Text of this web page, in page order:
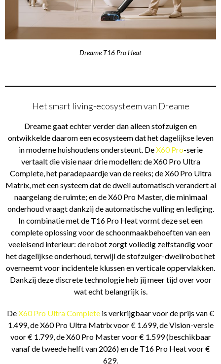
Dreame T16 Pro Heat
Het smart living-ecosysteem van Dreame
Dreame gaat echter verder dan alleen stofzuigen en
ontwikkelde daarom een ecosysteem dat het dagelijkse leven
in moderne huishoudens ondersteunt. DeX60 Pro-serie
vertaalt die visie naar drie modellen: de X60 Pro Ultra
Complete, het paradepaardje van de reeks; de X60 Pro Ultra
Matrix, met een systeem dat de dweil automatisch verandert al
naargelang de ruimte; en de X60 Pro Master, die minimaal
onderhoud vraagt dankzij de automatische vulling en lediging.
In combinatie met de T16 Pro Heat vormt deze set een
complete oplossing voor de schoonmaakbehoeften van een
veeleisend interieur: de robot zorgt volledig zelfstandig voor
het dagelijkse onderhoud, terwijl de stofzuiger-dweilrobot het
overneemt voor incidentele klussen en verticale oppervlakken.
Dankzij deze discrete technologie heb jij meer tijd over voor
wat echt belangrijk is.
DeX60 Pro Ultra Complete is verkrijgbaar voor de prijs van €
1.499, de X60 Pro Ultra Matrix voor € 1.699, de Vision-versie
voor € 1.799, de X60 Pro Master voor € 1.599 (beschikbaar
vanaf de tweede helft van 2026) en de T16 Pro Heat voor €
629.